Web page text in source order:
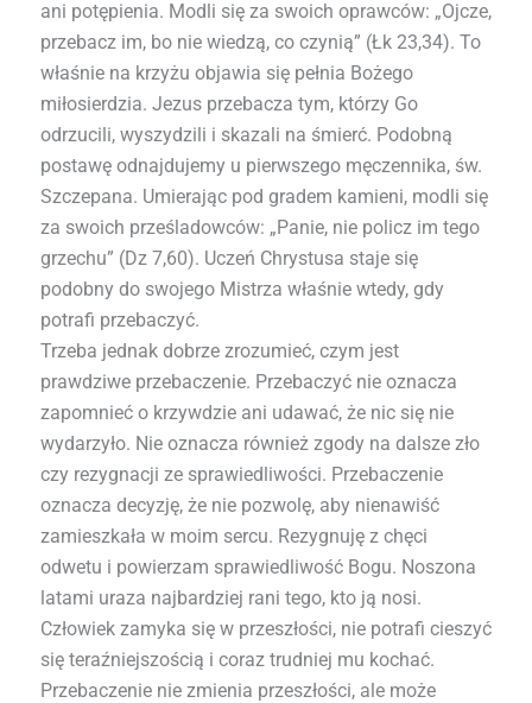
ani potępienia. Modli się za swoich oprawców: „Ojcze,
przebacz im, bo nie wiedzą, co czynią” (Łk 23,34). To
właśnie na krzyżu objawia się pełnia Bożego
miłosierdzia. Jezus przebacza tym, którzy Go
odrzucili, wyszydzili i skazali na śmierć. Podobną
postawę odnajdujemy u pierwszego męczennika, św.
Szczepana. Umierając pod gradem kamieni, modli się
za swoich prześladowców: „Panie, nie policz im tego
grzechu” (Dz 7,60). Uczeń Chrystusa staje się
podobny do swojego Mistrza właśnie wtedy, gdy
potrafi przebaczyć.
Trzeba jednak dobrze zrozumieć, czym jest
prawdziwe przebaczenie. Przebaczyć nie oznacza
zapomnieć o krzywdzie ani udawać, że nic się nie
wydarzyło. Nie oznacza również zgody na dalsze zło
czy rezygnacji ze sprawiedliwości. Przebaczenie
oznacza decyzję, że nie pozwolę, aby nienawiść
zamieszkała w moim sercu. Rezygnuję z chęci
odwetu i powierzam sprawiedliwość Bogu. Noszona
latami uraza najbardziej rani tego, kto ją nosi.
Człowiek zamyka się w przeszłości, nie potrafi cieszyć
się teraźniejszością i coraz trudniej mu kochać.
Przebaczenie nie zmienia przeszłości, ale może